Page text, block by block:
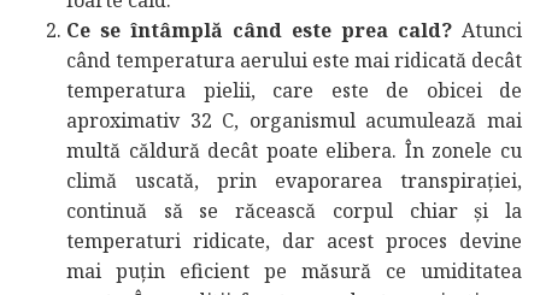
Ce se întâmplă când este prea cald? Atunci
când temperatura aerului este mai ridicată decât
temperatura pielii, care este de obicei de
aproximativ 32 C, organismul acumulează mai
multă căldură decât poate elibera. În zonele cu
climă uscată, prin evaporarea transpirației,
continuă să se răcească corpul chiar și la
temperaturi ridicate, dar acest proces devine
mai puțin eficient pe măsură ce umiditatea